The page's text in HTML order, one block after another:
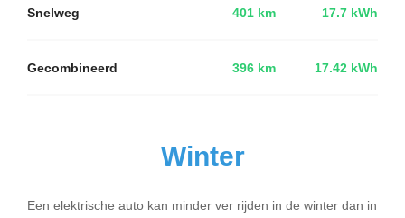
Snelweg 401 km 17.7 kWh
Gecombineerd 396 km 17.42 kWh
Winter
Een elektrische auto kan minder ver rijden in de winter dan in